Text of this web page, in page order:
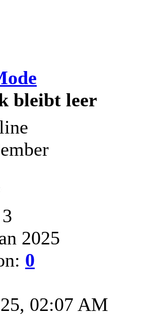
bleibt leer
2025
0
02:07 AM